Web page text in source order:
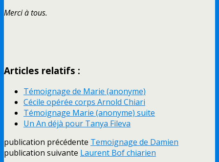
Merci à tous.
Articles relatifs :
Témoignage de Marie (anonyme)
Cécile opérée corps Arnold Chiari
Témoignage Marie (anonyme) suite
Un An déjà pour Tanya Fileva
publication précédente Temoignage de Damien
publication suivante Laurent Bof chiarien